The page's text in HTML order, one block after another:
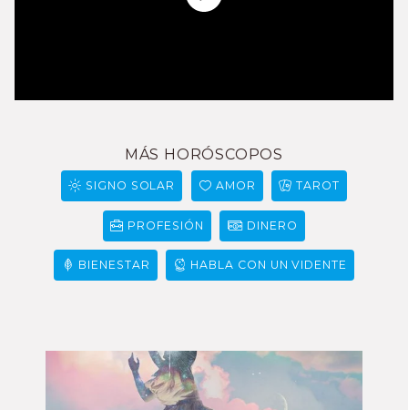
MÁS HORÓSCOPOS
SIGNO SOLAR AMOR TAROT
PROFESIÓN DINERO
BIENESTAR HABLA CON UN VIDENTE